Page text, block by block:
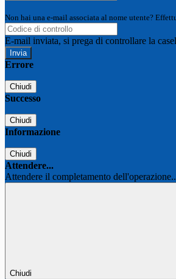
Non hai una e-mail associata al nome utente?
E-mail inviata, si prega di controllare la
Errore
Chiudi
Successo
Chiudi
Informazione
Chiudi
Attendere...
Attendere il completamento
Chiudi